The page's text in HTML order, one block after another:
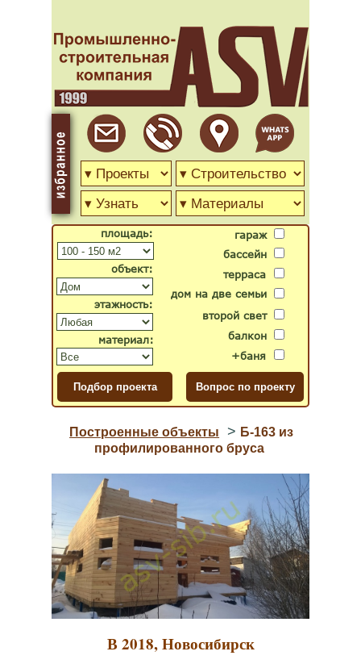
гараж
бассейн
второй свет
дом на две семьи
терраса
балкон
+баня
объект:
материал:
площадь:
этажность:
Построенные объекты > Б-163 из
профилированного бруса
В 2018, Новосибирск